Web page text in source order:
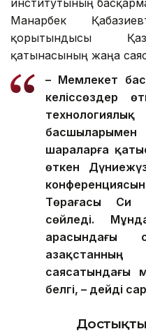
институтының
Манарбек
қорытындысы
қатынасының жаңа
– Мемлекет
келіссөздер
басшыларымен
шараларға
өткен
Төрағасы Си
сөйледі.
арасындағы
саясатындағы
белгі, – дейді